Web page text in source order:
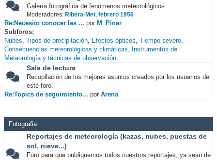
Galería fotográfica de fenómenos meteorológicos.
Moderadores: Ribera-Met, febrero 1956
Re:Necesito conocer las ... por M_Pinar
Subforos
Nubes Tipos de precipitación Efectos ópticos Tiempo severo
Consecuencias meteorológicas y climáticas
Instrumentos de
Meteorología y técnicas de observación
Sala de lectura
Recopilación de los mejores asuntos creados por los usuarios de
este foro.
Re:Topics de seguimiento... por Arena
Fotografia
Reportajes de meteorología (kazas, nubes, puestas de
sol, nieve...)
Foro para que publiquemos todos nuestros reportajes, ya sean de